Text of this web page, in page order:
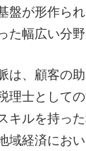
が形作ら
幅広い分野
、顧客の
士として
ルを持っ
域経済にお